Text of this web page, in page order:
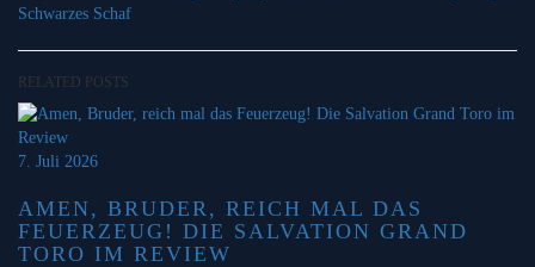
Schwarzes Schaf
RELATED POSTS
7. Juli 2026
AMEN, BRUDER, REICH MAL DAS
FEUERZEUG! DIE SALVATION GRAND
TORO IM REVIEW